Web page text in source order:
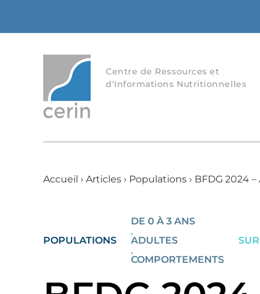
Centre de Ressources et
d'Informations Nutritionnelles
Accueil › Articles › Populations › BFDG 2024
POPULATIONS
DE 0 À 3 ANS
,
ADULTES
,
COMPORTEMENTS